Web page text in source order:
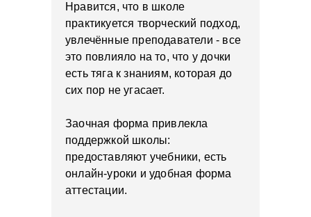
Нравится, что в школе
практикуется творческий подход,
увлечённые преподаватели - все
это повлияло на то, что у дочки
есть тяга к знаниям, которая до
сих пор не угасает.
Заочная форма привлекла
поддержкой школы:
предоставляют учебники, есть
онлайн-уроки и удобная форма
аттестации.